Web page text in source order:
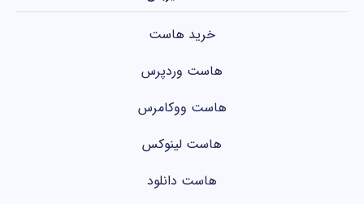
خرید هاست
هاست وردپرس
هاست ووکامرس
هاست لینوکس
هاست دانلود